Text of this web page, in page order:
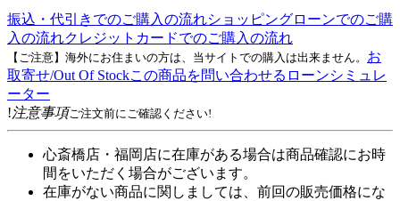
振込・代引きでのご購入の流れショッピングローンでのご購
入の流れクレジットカードでのご購入の流れ
【ご注意】海外にお住まいの方は、当サイトでの購入は出来ません。 お
取寄せ/Out Of Stockこの商品を問い合わせる ローンシミュレ
ーター
!注意事項ご注文前にご確認ください!
心斎橋店・福岡店に在庫がある場合は商品確認にお時
間をいただく場合がございます。
在庫がない商品に関しましては、前回の販売価格にな